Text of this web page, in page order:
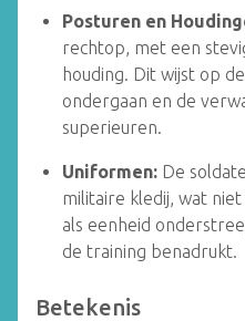
Posturen en
rechtop, met een
houding. Dit wijst op
ondergaan en de
superieuren.
Uniformen: De
militaire kledij, wat
als eenheid
de training benadrukt.
Betekenis